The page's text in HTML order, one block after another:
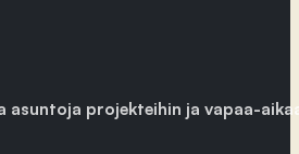
asuntoja projekteihin ja vapaa-